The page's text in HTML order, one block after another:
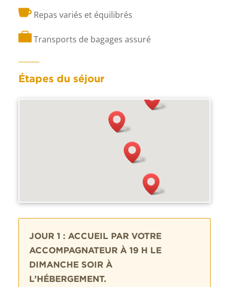
Repas variés et équilibrés
Transports de bagages assuré
Étapes du séjour
JOUR 1 : ACCUEIL PAR VOTRE
ACCOMPAGNATEUR À 19 H LE
DIMANCHE SOIR À
L’HÉBERGEMENT.